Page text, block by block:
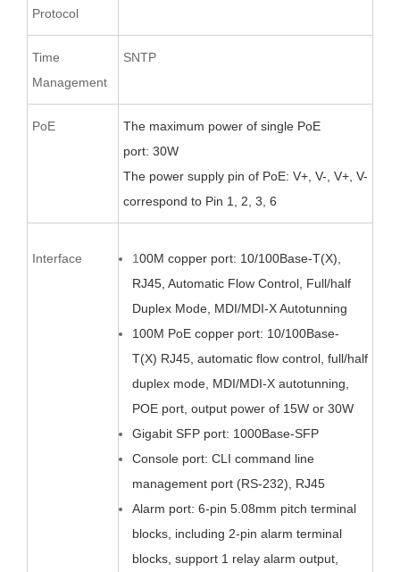
Protocol
Time
Management
SNTP
PoE The maximum power of single PoE
port: 30W
The power supply pin of PoE: V+, V-, V+, V-
correspond to Pin 1, 2, 3, 6
Interface 100M copper port: 10/100Base-T(X),
RJ45, Automatic Flow Control, Full/half
Duplex Mode, MDI/MDI-X Autotunning
100M PoE copper port: 10/100Base-
T(X) RJ45, automatic flow control, full/half
duplex mode, MDI/MDI-X autotunning,
POE port, output power of 15W or 30W
Gigabit SFP port: 1000Base-SFP
Console port: CLI command line
management port (RS-232), RJ45
Alarm port: 6-pin 5.08mm pitch terminal
blocks, including 2-pin alarm terminal
blocks, support 1 relay alarm output,